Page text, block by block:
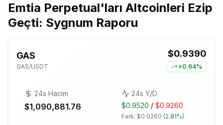
Emtia Perpetual'ları Altcoinleri Ezip
Geçti: Sygnum Raporu
GAS
GAS/USDT
$0.9390
+0.64%
24s Hacim
$1,090,881.76
24s Y/D
$0.9520 / $0.9260
Fark: $0.0260 (2.81%)